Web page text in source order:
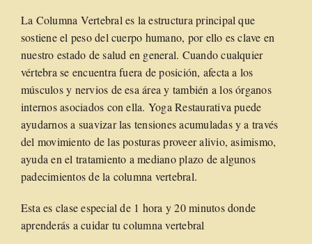
La Columna Vertebral es la estructura principal que
sostiene el peso del cuerpo humano, por ello es clave en
nuestro estado de salud en general. Cuando cualquier
vértebra se encuentra fuera de posición, afecta a los
músculos y nervios de esa área y también a los órganos
internos asociados con ella. Yoga Restaurativa puede
ayudarnos a suavizar las tensiones acumuladas y a través
del movimiento de las posturas proveer alivio, asimismo,
ayuda en el tratamiento a mediano plazo de algunos
padecimientos de la columna vertebral.
Esta es clase especial de 1 hora y 20 minutos donde
aprenderás a cuidar tu columna vertebral